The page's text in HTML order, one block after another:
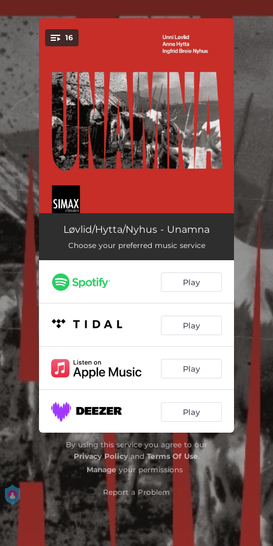
You're all set!
16
Siri Dale-visa 08:46
Der kom en rev 00:48
Huldri rop på kjerring i li 09:37
Bådnlåtar 02:49
Kalven dansa / Dei svartbrune hestar 01:20
Ranveig
En konge hersket i Østerdal 00:53
Slått (I morgon, Astrid) 05:01
Lokkar 02:46
Liten var guten 00:39
Grevevisa 01:56
Jeg går i tusen tanker 08:34
Løvlid/Hytta/Nyhus - Unamna
Choose your preferred music service
Play
Play
Play
Play
By using this service you agree to our
Privacy PolicyandTerms Of Use.
Manageyour permissions
Report a Problem